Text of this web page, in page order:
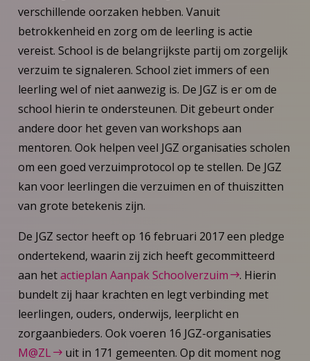
verschillende oorzaken hebben. Vanuit
betrokkenheid en zorg om de leerling is actie
vereist. School is de belangrijkste partij om zorgelijk
verzuim te signaleren. School ziet immers of een
leerling wel of niet aanwezig is. De JGZ is er om de
school hierin te ondersteunen. Dit gebeurt onder
andere door het geven van workshops aan
mentoren. Ook helpen veel JGZ organisaties scholen
om een goed verzuimprotocol op te stellen. De JGZ
kan voor leerlingen die verzuimen en of thuiszitten
van grote betekenis zijn.
De JGZ sector heeft op 16 februari 2017 een pledge
ondertekend, waarin zij zich heeft gecommitteerd
aan hetactieplan Aanpak Schoolverzuim
. Hierin
bundelt zij haar krachten en legt verbinding met
leerlingen, ouders, onderwijs, leerplicht en
zorgaanbieders. Ook voeren 16 JGZ-organisaties
M@ZL
uit in 171 gemeenten. Op dit moment nog